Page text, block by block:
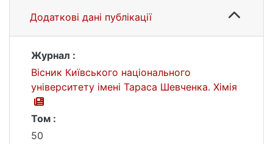
Додаткові дані публікації
Журнал :
Вісник Київського національного
університету імені Тараса Шевченка. Хімія
Том :
50